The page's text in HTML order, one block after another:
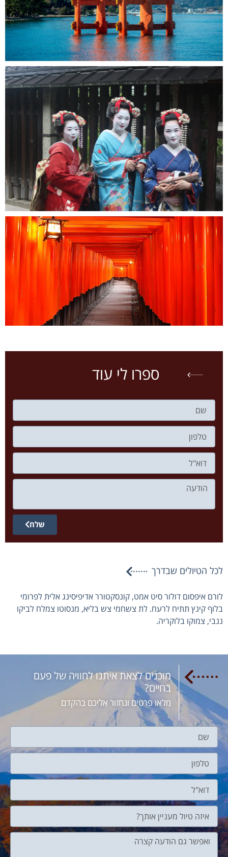
ספרו לי עוד
שלח
לכל הטיולים שבדרך
לורם איפסום דולור סיט אמט, קונסקטורר אדיפיסינג אלית לפרומי
בלוף קינץ תתיח לרעח. לת צשחמי צש בליא, מנסוטו צמלח לביקו
ננבי, צמוקו בלוקריה.
מוכנים לצאת איתנו לחוויה של פעם
בחיים?
מלאו פרטים ונחזור אליכם בהקדם